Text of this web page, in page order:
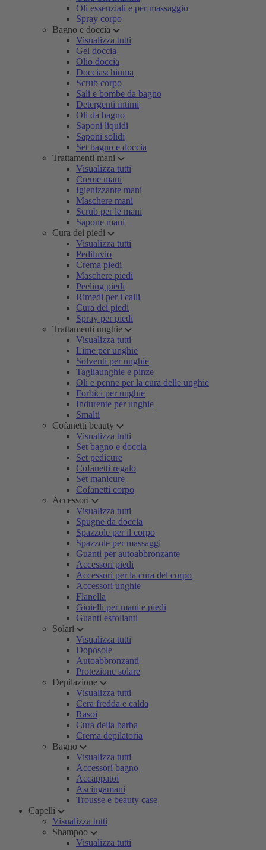
Oli essenziali e per massaggio
Spray corpo
Bagno e doccia
Visualizza tutti
Gel doccia
Olio doccia
Docciaschiuma
Scrub corpo
Sali e bombe da bagno
Detergenti intimi
Oli da bagno
Saponi liquidi
Saponi solidi
Set bagno e doccia
Trattamenti mani
Visualizza tutti
Creme mani
Igienizzante mani
Maschere mani
Scrub per le mani
Sapone mani
Cura dei piedi
Visualizza tutti
Pediluvio
Crema piedi
Maschere piedi
Peeling piedi
Rimedi per i calli
Cura dei piedi
Spray per piedi
Trattamenti unghie
Visualizza tutti
Lime per unghie
Solventi per unghie
Tagliaunghie e pinze
Oli e penne per la cura delle unghie
Forbici per unghie
Indurente per unghie
Smalti
Cofanetti beauty
Visualizza tutti
Set bagno e doccia
Set pedicure
Cofanetti regalo
Set manicure
Cofanetti corpo
Accessori
Visualizza tutti
Spugne da doccia
Spazzole per il corpo
Spazzole per massaggi
Guanti per autoabbronzante
Accessori piedi
Accessori per la cura del corpo
Accessori unghie
Flanella
Gioielli per mani e piedi
Guanti esfolianti
Solari
Visualizza tutti
Doposole
Autoabbronzanti
Protezione solare
Depilazione
Visualizza tutti
Cera fredda e calda
Rasoi
Cura della barba
Crema depilatoria
Bagno
Visualizza tutti
Accessori bagno
Accappatoi
Asciugamani
Trousse e beauty case
Capelli
Visualizza tutti
Shampoo
Visualizza tutti